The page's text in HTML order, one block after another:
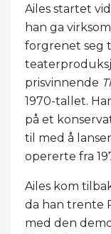
Ailes startet
han ga
forgrenet seg
prisvinnende
1970-tallet.
på et
til med å
opererte fra
Ailes kom
da han trente
med den